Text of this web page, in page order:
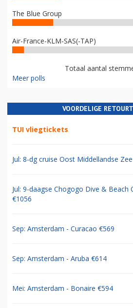
The Blue Group
Air-France-KLM-SAS(-TAP)
Totaal aantal
Meer polls
VOORDELIGE
TUI vliegtickets
Jul: 8-dg cruise Oost Middellandse
Jul: 9-daagse Chogogo Dive & Beach
€1056
Sep: Amsterdam - Curacao €569
Sep: Amsterdam - Aruba €614
Mei: Amsterdam - Bonaire €594